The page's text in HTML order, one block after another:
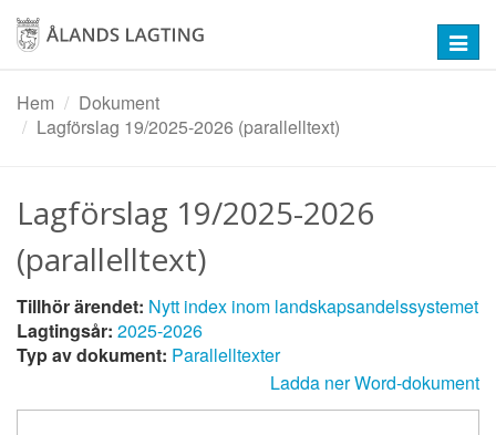
Hoppa
huvudinnehåll
Hem
Dokument
Lagförslag 19/2025-2026 (parallelltext)
Lagförslag 19/2025-2026
(parallelltext)
Tillhör ärendet: Nytt index inom landskapsandelssystemet
Lagtingsår: 2025-2026
Typ av dokument: Parallelltexter
Ladda ner Word-dokument